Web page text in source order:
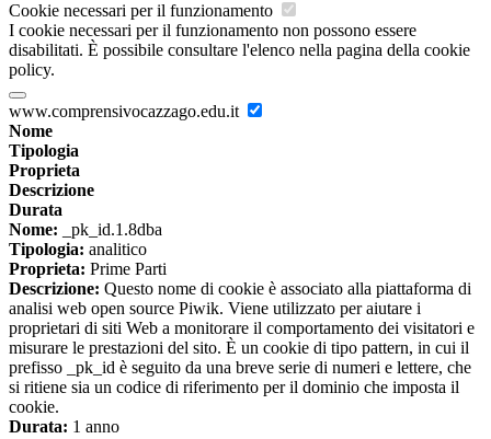
Cookie necessari per il funzionamento
I cookie necessari per il funzionamento non possono essere
disabilitati. È possibile consultare l'elenco nella pagina della cookie
policy.
www.comprensivocazzago.edu.it
Nome
Tipologia
Proprieta
Descrizione
Durata
Nome: _pk_id.1.8dba
Tipologia: analitico
Proprieta: Prime Parti
Descrizione: Questo nome di cookie è associato alla piattaforma di
analisi web open source Piwik. Viene utilizzato per aiutare i
proprietari di siti Web a monitorare il comportamento dei visitatori e
misurare le prestazioni del sito. È un cookie di tipo pattern, in cui il
prefisso _pk_id è seguito da una breve serie di numeri e lettere, che
si ritiene sia un codice di riferimento per il dominio che imposta il
cookie.
Durata: 1 anno